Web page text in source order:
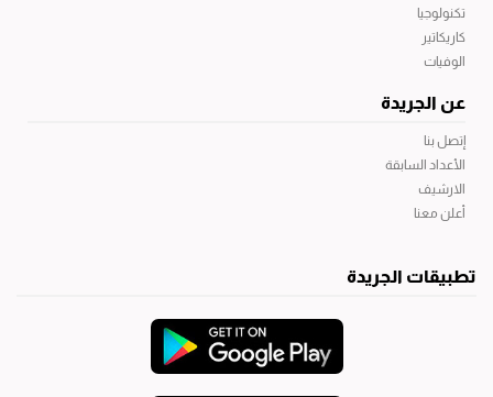
تكنولوجيا
كاريكاتير
الوفيات
عن الجريدة
إتصل بنا
الأعداد السابقة
الارشيف
أعلن معنا
تطبيقات الجريدة